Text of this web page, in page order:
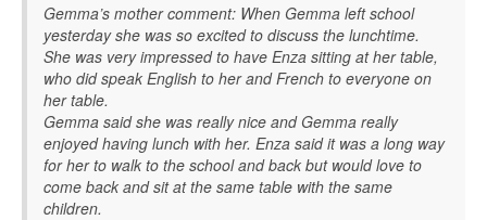
Gemma’s mother comment: When Gemma left school
yesterday she was so excited to discuss the lunchtime.
She was very impressed to have Enza sitting at her table,
who did speak English to her and French to everyone on
her table.
Gemma said she was really nice and Gemma really
enjoyed having lunch with her. Enza said it was a long way
for her to walk to the school and back but would love to
come back and sit at the same table with the same
children.